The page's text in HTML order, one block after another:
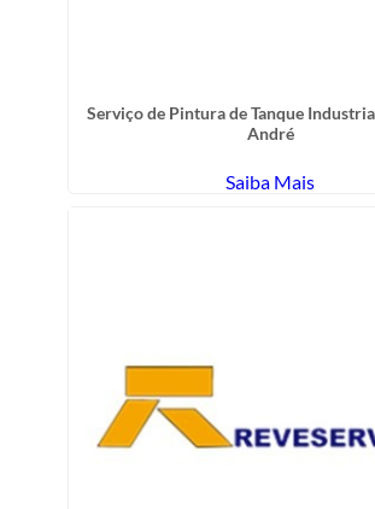
Serviço de Pintura de Tanque
André
Saiba Mais